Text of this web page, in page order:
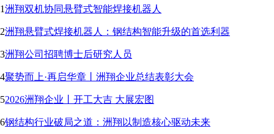
1洲翔双机协同悬臂式智能焊接机器人
2洲翔悬臂式焊接机器人：钢结构智能升级的首选利器
3洲翔公司招聘博士后研究人员
4聚势而上·再启华章丨洲翔企业总结表彰大会
52026洲翔企业丨开工大吉 大展宏图
6钢结构行业破局之道：洲翔以制造核心驱动未来